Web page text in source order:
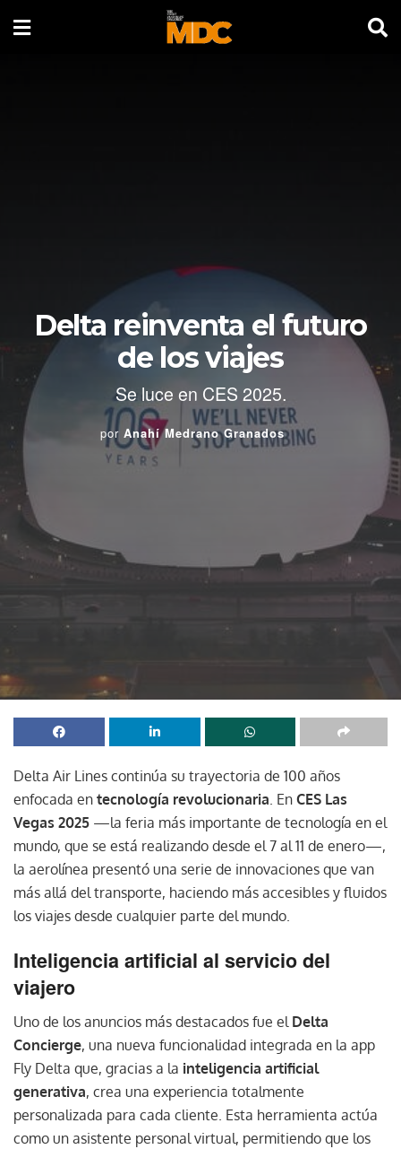
Delta reinventa el futuro
de los viajes
Se luce en CES 2025.
por Anahí Medrano Granados
Delta Air Lines continúa su trayectoria de 100 años
enfocada en tecnología revolucionaria. En CES Las
Vegas 2025 —la feria más importante de tecnología en el
mundo, que se está realizando desde el 7 al 11 de enero—,
la aerolínea presentó una serie de innovaciones que van
más allá del transporte, haciendo más accesibles y fluidos
los viajes desde cualquier parte del mundo.
Inteligencia artificial al servicio del
viajero
Uno de los anuncios más destacados fue el Delta
Concierge, una nueva funcionalidad integrada en la app
Fly Delta que, gracias a la inteligencia artificial
generativa, crea una experiencia totalmente
personalizada para cada cliente. Esta herramienta actúa
como un asistente personal virtual, permitiendo que los